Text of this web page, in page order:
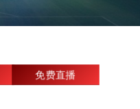
免费直播